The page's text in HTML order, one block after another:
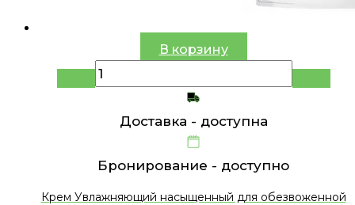
В корзину
Доставка - доступна
Бронирование - доступно
Крем Увлажняющий насыщенный для обезвоженной